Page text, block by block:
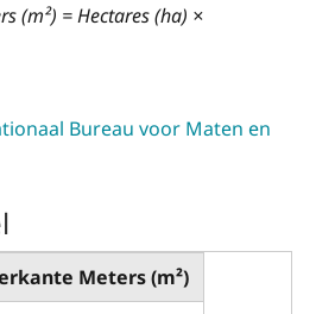
(m²) = Hectares (ha) ×
Bureau voor Maten en
Meters (m²)